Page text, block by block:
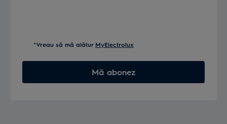
*Vreau să mă alătur MyElectrolux
Mă abonez